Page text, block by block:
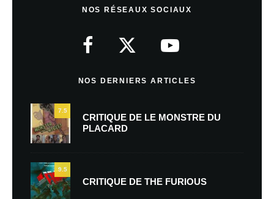
NOS RÉSEAUX SOCIAUX
NOS DERNIERS ARTICLES
7.5
CRITIQUE DE LE MONSTRE DU
PLACARD
9.5
CRITIQUE DE THE FURIOUS